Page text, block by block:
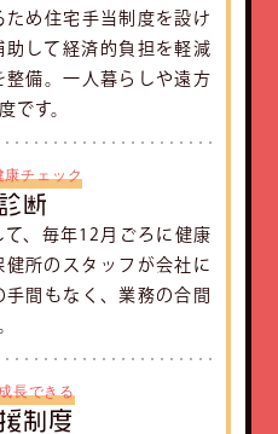
め住宅手当制度を設け
して経済的負担を軽減
整備。一人暮らしや遠方
です。
康チェック
断
、毎年12月ごろに健康
所のスタッフが会社に
間もなく、業務の合間
長できる
制度